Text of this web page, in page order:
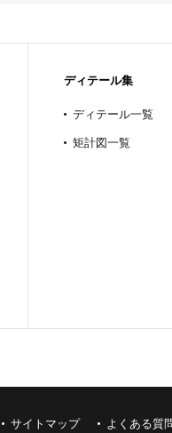
ディテール集
ディテール一覧
矩計図一覧
サイトマップ よくある質